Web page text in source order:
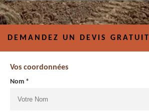
DEMANDEZ UN DEVIS GRATUIT
Vos coordonnées
Nom *